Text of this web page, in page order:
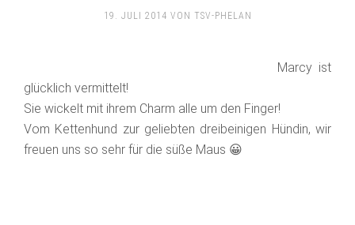
19. JULI 2014 VON TSV-PHELAN
Marcy ist
glücklich vermittelt!
Sie wickelt mit ihrem Charm alle um den Finger!
Vom Kettenhund zur geliebten dreibeinigen Hündin, wir
freuen uns so sehr für die süße Maus 😀